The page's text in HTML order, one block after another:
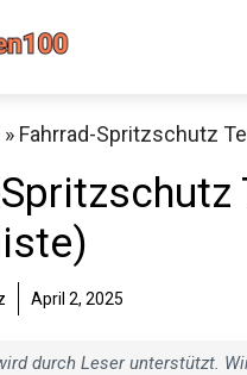
» Fahrrad-Spritzschutz
April 2, 2025
durch Leser unterstützt.